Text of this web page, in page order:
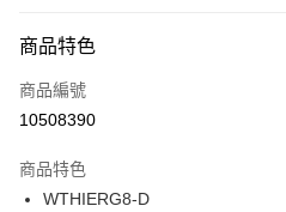
３．安心：先確認商品／服務後，再付款
【「AFTEE先享後付」結帳流程】
１．於結帳方式選擇「AFTEE先享後付
２．訂單成立數日內，您將收到繳費通知
３．收到繳費通知簡訊後14天內，點擊
ATM／網路銀行／等多元方式進行付款
每筆NT$100，滿NT$1,500(含以上)
宅配
每筆NT$100，滿NT$1,500(含以上)
付款後門市自取
每筆NT$100，滿NT$1,500(含以上)
商品特色
商品編號
10508390
商品特色
WTHIERG8-D